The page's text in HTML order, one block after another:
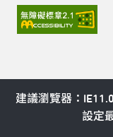
建議瀏覽器：
設定